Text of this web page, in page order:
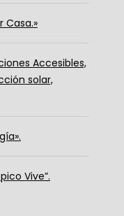
Casa.»
Accesibles,
solar,
Vive”.